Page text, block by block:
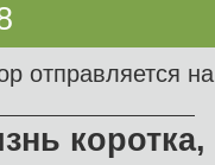
отправляется